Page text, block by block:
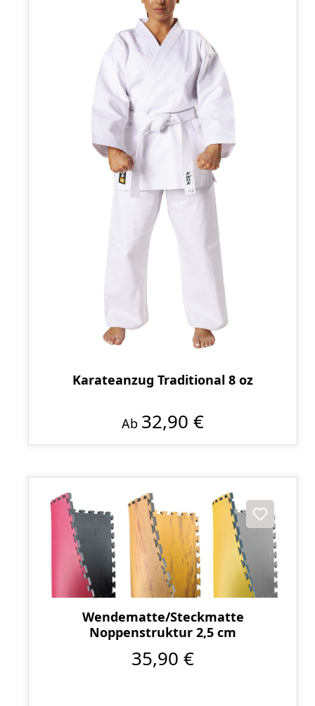
Karateanzug Traditional 8 oz
Ab 32,90 €
Wendematte/Steckmatte
Noppenstruktur 2,5 cm
35,90 €